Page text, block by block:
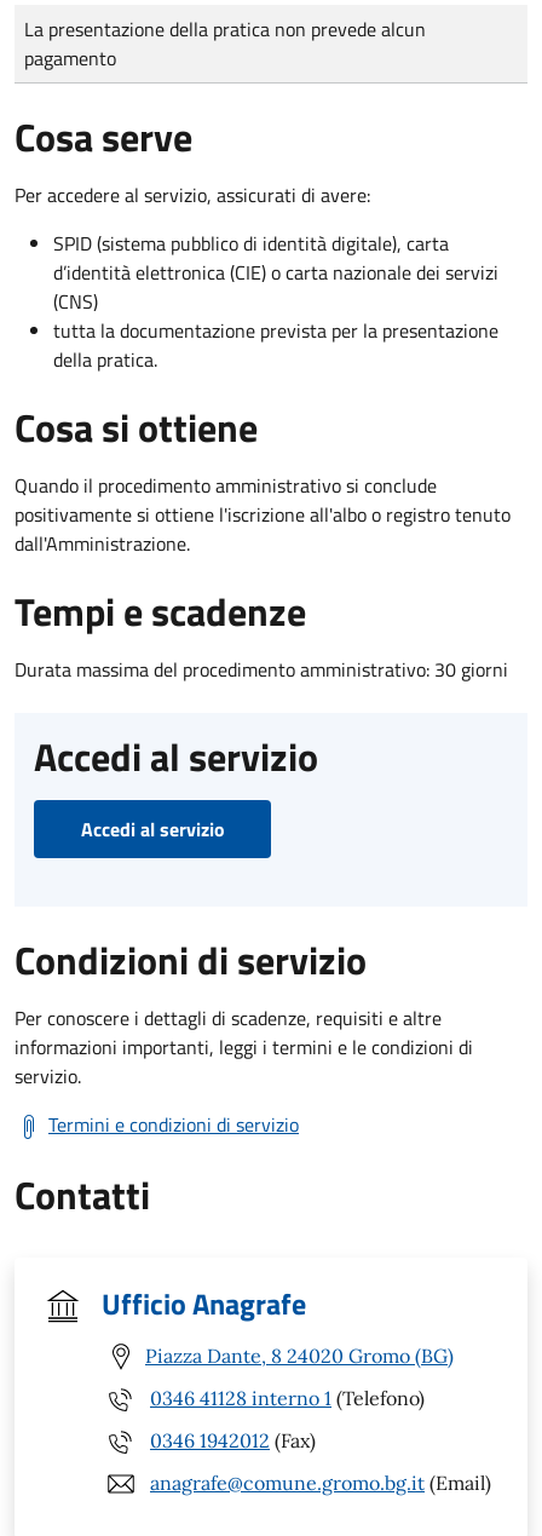
Tipo di pagamento
Importo
La presentazione della pratica non prevede alcun
pagamento
Cosa serve
Per accedere al servizio, assicurati di avere:
SPID (sistema pubblico di identità digitale), carta
d’identità elettronica (CIE) o carta nazionale dei servizi
(CNS)
tutta la documentazione prevista per la presentazione
della pratica.
Cosa si ottiene
Quando il procedimento amministrativo si conclude
positivamente si ottiene l'iscrizione all'albo o registro tenuto
dall'Amministrazione.
Tempi e scadenze
Durata massima del procedimento amministrativo: 30 giorni
Accedi al servizio
Accedi al servizio
Condizioni di servizio
Per conoscere i dettagli di scadenze, requisiti e altre
informazioni importanti, leggi i termini e le condizioni di
servizio.
Termini e condizioni di servizio
Contatti
Ufficio Anagrafe
Piazza Dante, 8 24020 Gromo (BG)
0346 41128 interno 1 (Telefono)
0346 1942012 (Fax)
anagrafe@comune.gromo.bg.it (Email)